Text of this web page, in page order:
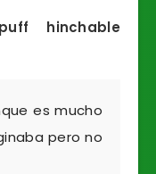
hinchable
es mucho
pero no